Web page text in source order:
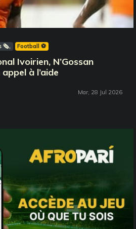
🗞️ Football ⚽️
Ivoirien, N’Gossan
à l’aide
Mar, 28 Jul 2026